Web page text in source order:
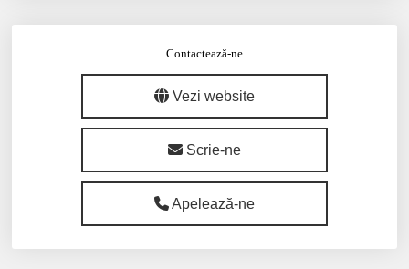
Contactează-ne
Vezi website
Scrie-ne
Apelează-ne